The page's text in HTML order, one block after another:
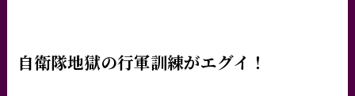
自衛隊地獄の行軍訓練がエグイ！